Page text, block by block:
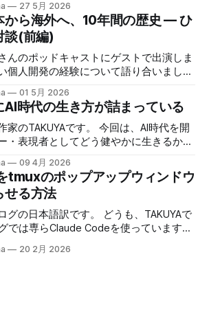
判的思考を完全オフにし、相槌に全神経
だ。「へぇ」「うん」「うーん」「なる
話にどんなバリエーションで返そうかと
騙されたと思って試してみて欲しいんだ
の話がよく理解できて、自然なフォロー
クションが浮かぶようになる。こちらか
をひねり出す必要が無いので、気が楽に
何もいらなくて、「そうなんですね」
んじゃお疲れ様です〜」みたいな感じで
困ったらとりあえず「いいですね」まじ
話でも有効。インタビューにも応用が利
などの単純作業をして過ごした。レシー
行さんに投げる。そのうちAIに代替させ
たら、
27 5月 2026
から海外へ、10年間の歴史 — ひ
談(前編)
んのポッドキャストにゲストで出演しま
個人開発の経験について語り合いまし
で、こちらに掲載します。お楽しみくだ
の自己紹介:WalknoteからInkdropまで
につながった 09:17 Inkdropで食えるよ
なぜ最初から海外市場を狙ったのか
コピーに苦戦した話 16:18 AIバイブコ
う見ているか 17:24 全てのコードを一行
い方 21:06 AIは新幹線:速さの先にあるも
感性」が大事になる 27:
01 5月 2026
AI時代の生き方が詰まっている
家のTAKUYAです。 今回は、AI時代を開
・表現者としてどう健やかに生きるか、
」とは、心身の健康を保ちながら、もの
意味です。 読者の中にも、最
の中でどう生き残り、さらに活躍してい
は多いのではないでしょうか。正直、す
わかりません。未来を正確に予測できる
寄りのア
きる上で大事なのは、「戦略」や「堀
09 4月 2026
tmuxのポップアップウィンドウ
せる方法
訳です。 どうも、TAKUYAで
狭すぎてメッセージやdiffがまともに表
20 2月 2026